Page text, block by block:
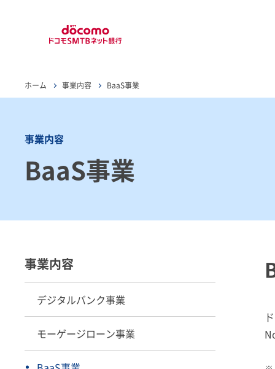
ホーム 事業内容 BaaS事業
事業内容
BaaS事業
事業内容
デジタルバンク事業
モーゲージローン事業